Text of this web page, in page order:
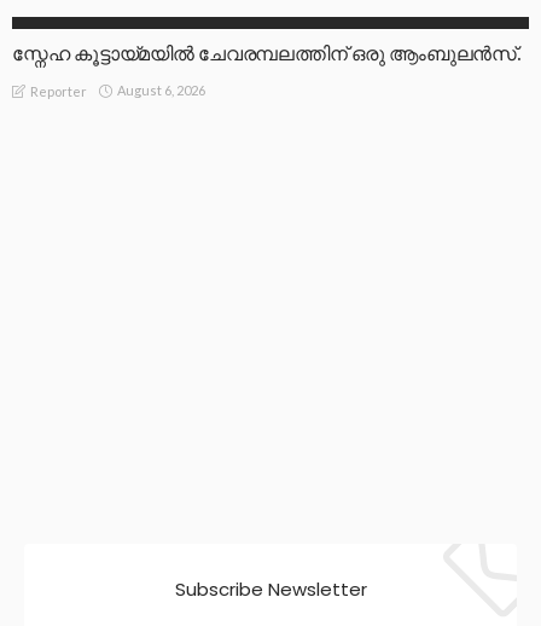
സ്നേഹ കൂട്ടായ്മയിൽ ചേവരമ്പലത്തിന് ഒരു ആംബുലൻസ്.
Reporter August 6, 2026
Subscribe Newsletter